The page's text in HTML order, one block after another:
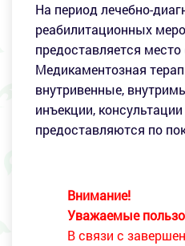
На период лечебно-
реабилитационных
предоставляется место
Медикаментозная
внутривенные,
инъекции,
предоставляются по
Внимание!
Уважаемые
В связи с